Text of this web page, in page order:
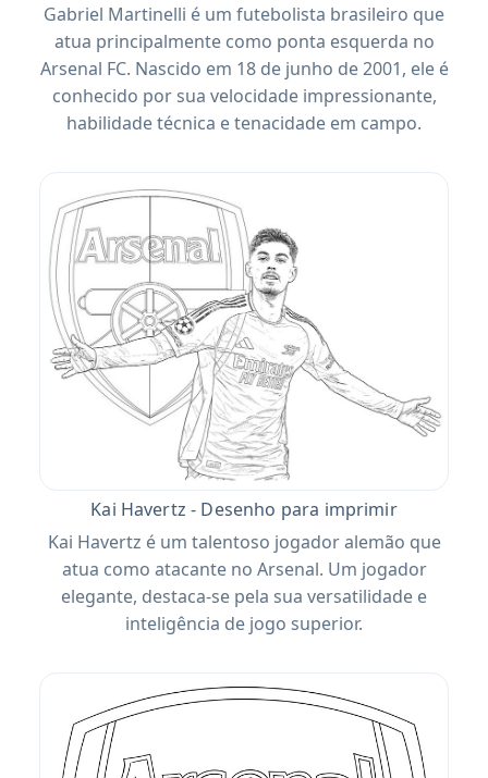
Gabriel Martinelli é um futebolista brasileiro que
atua principalmente como ponta esquerda no
Arsenal FC. Nascido em 18 de junho de 2001, ele é
conhecido por sua velocidade impressionante,
habilidade técnica e tenacidade em campo.
Kai Havertz - Desenho para imprimir
Kai Havertz é um talentoso jogador alemão que
atua como atacante no Arsenal. Um jogador
elegante, destaca-se pela sua versatilidade e
inteligência de jogo superior.